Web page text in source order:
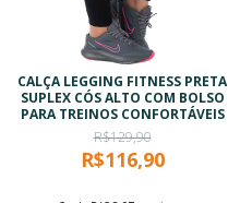
CALÇA LEGGING FITNESS PRETA
SUPLEX CÓS ALTO COM BOLSO
PARA TREINOS CONFORTÁVEIS
R$129,90
R$116,90